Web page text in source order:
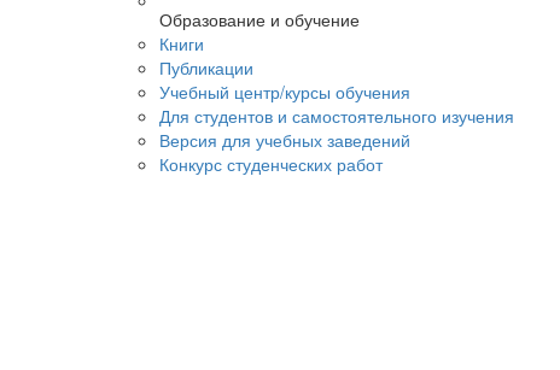
Образование и обучение
Книги
Публикации
Учебный центр/курсы обучения
Для студентов и самостоятельного изучения
Версия для учебных заведений
Конкурс студенческих работ